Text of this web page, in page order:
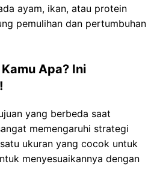
ayam, ikan, atau protein
pemulihan dan pertumbuhan
Apa? Ini
yang berbeda saat
memengaruhi strategi
ukuran yang cocok untuk
menyesuaikannya dengan